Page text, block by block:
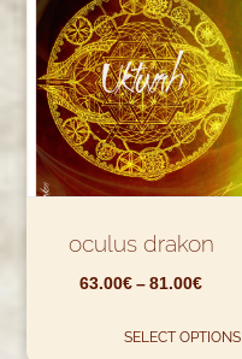
oculus drakon
63.00€–81.00€
SELECT OPTIONS